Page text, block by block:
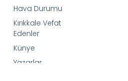
Hava Durumu
Kırıkkale Vefat
Edenler
Künye
Yazarlar